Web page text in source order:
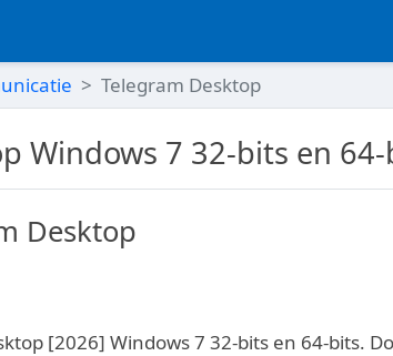
Telegram Desktop
Windows 7 32-bits en
Desktop
[2026] Windows 7 32-bits en 64-bits.